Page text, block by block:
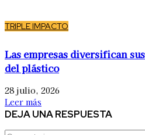
TRIPLE IMPACTO
Las empresas diversifican
del plástico
28 julio, 2026
Leer más
DEJA UNA RESPUESTA